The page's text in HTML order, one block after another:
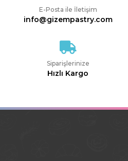
E-Posta ile İletişim
info@gizempastry.com
Siparişlerinize
Hızlı Kargo